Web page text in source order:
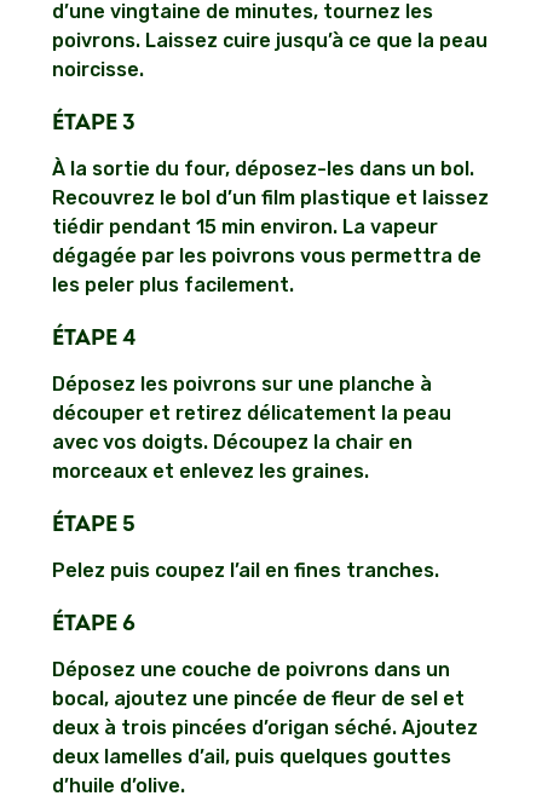
d’une vingtaine de minutes, tournez les
poivrons. Laissez cuire jusqu’à ce que la peau
noircisse.
ÉTAPE 3
À la sortie du four, déposez-les dans un bol.
Recouvrez le bol d’un film plastique et laissez
tiédir pendant 15 min environ. La vapeur
dégagée par les poivrons vous permettra de
les peler plus facilement.
ÉTAPE 4
Déposez les poivrons sur une planche à
découper et retirez délicatement la peau
avec vos doigts. Découpez la chair en
morceaux et enlevez les graines.
ÉTAPE 5
Pelez puis coupez l’ail en fines tranches.
ÉTAPE 6
Déposez une couche de poivrons dans un
bocal, ajoutez une pincée de fleur de sel et
deux à trois pincées d’origan séché. Ajoutez
deux lamelles d’ail, puis quelques gouttes
d’huile d’olive.